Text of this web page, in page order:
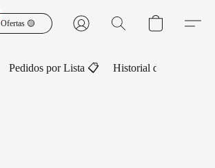
Ofertas 🟡
Pedidos por Lista 📋 Historial de Pedidos